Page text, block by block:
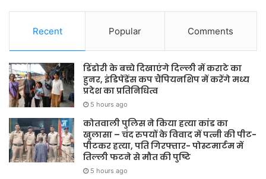
Recent Popular Comments
डिंडोरी के बच्चे दिखाएंगे दिल्ली में कराटे का
हुनर, इंडिपेंडेंस कप चैंपियनशिप में करेंगे मध्य
प्रदेश का प्रतिनिधित्व
5 hours ago
कोतवाली पुलिस ने किया हत्या कांड का
खुलासा – चंद रुपयों के विवाद में पत्नी की पीट-
पीटकर हत्या, पति गिरफ्तार- पोस्टमार्टम में
तिल्ली फटने से मौत की पुष्टि
5 hours ago